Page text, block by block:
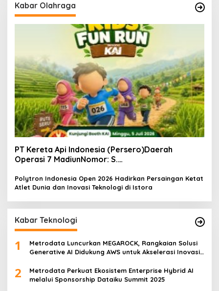
Kabar Olahraga
PT Kereta Api Indonesia (Persero)Daerah
Operasi 7 MadiunNomor: S.
Polytron Indonesia Open 2026 Hadirkan Persaingan Ketat
Atlet Dunia dan Inovasi Teknologi di Istora
Kabar Teknologi
1
Metrodata Luncurkan MEGAROCK, Rangkaian Solusi
Generative AI Didukung AWS untuk Akselerasi Inovasi
2
Metrodata Perkuat Ekosistem Enterprise Hybrid AI
melalui Sponsorship Dataiku Summit 2025